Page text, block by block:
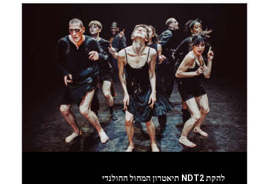
להקת NDT2 תיאטרון המחול ההולנדי